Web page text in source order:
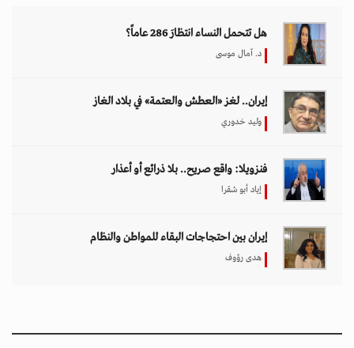
هل تتحمل النساء انتظارَ 286 عاماً؟
د. آمال موسى
إيران.. لغز «العطش والعتمة» في بلاد الغاز
وليد خدوري
فنزويلا: واقع صريح.. بلا ذرائع أو أعذار
إياد أبو شقرا
إيران بين احتجاجات البقاء للمواطن والنظام
هدى رؤوف